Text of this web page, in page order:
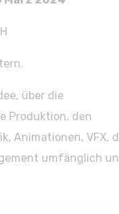
über die
Produktion, den
Animationen, VFX,
umfänglich